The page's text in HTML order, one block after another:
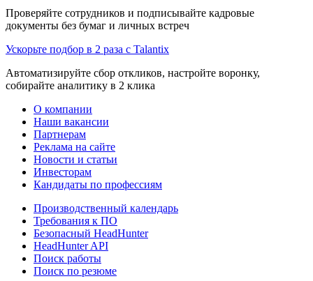
Проверяйте сотрудников и подписывайте кадровые
документы без бумаг и личных встреч
Ускорьте подбор в 2 раза с Talantix
Автоматизируйте сбор откликов, настройте воронку,
собирайте аналитику в 2 клика
О компании
Наши вакансии
Партнерам
Реклама на сайте
Новости и статьи
Инвесторам
Кандидаты по профессиям
Производственный календарь
Требования к ПО
Безопасный HeadHunter
HeadHunter API
Поиск работы
Поиск по резюме